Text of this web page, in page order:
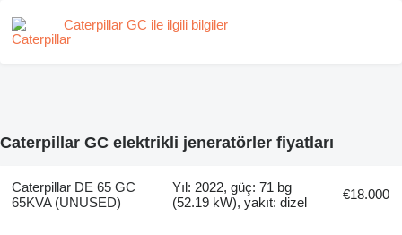
Caterpillar GC ile ilgili bilgiler
Caterpillar GC elektrikli jeneratörler fiyatları
Caterpillar DE 65 GC
65KVA (UNUSED)
Yıl: 2022, güç: 71 bg
(52.19 kW), yakıt: dizel
€18.000